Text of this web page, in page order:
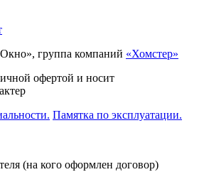
группа компаний «Хомстер»
офертой и носит
Памятка по эксплуатации.
(на кого оформлен договор)